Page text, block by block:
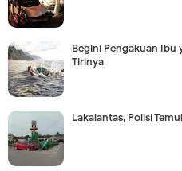
Begini Pengakuan Ibu
Tirinya
Lakalantas, Polisi